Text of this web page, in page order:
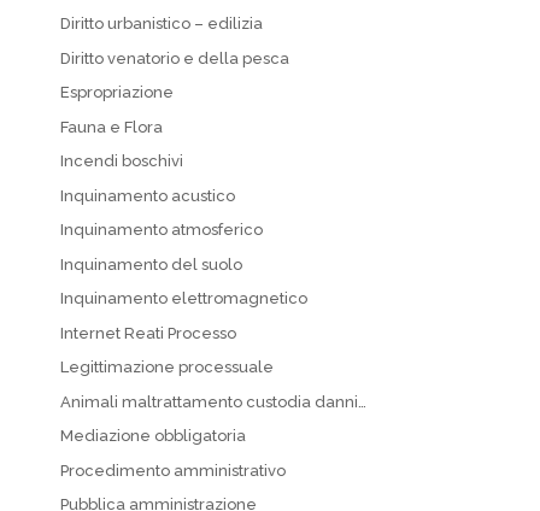
Diritto urbanistico – edilizia
Diritto venatorio e della pesca
Espropriazione
Fauna e Flora
Incendi boschivi
Inquinamento acustico
Inquinamento atmosferico
Inquinamento del suolo
Inquinamento elettromagnetico
Internet Reati Processo
Legittimazione processuale
Animali maltrattamento custodia danni…
Mediazione obbligatoria
Procedimento amministrativo
Pubblica amministrazione